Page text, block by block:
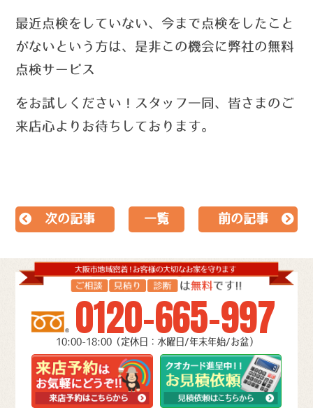
最近点検をしていない、今まで点検をしたこと
がないという方は、 是非この機会に弊社の無料
点検サービス
を お試しください！
スタッフ一同、皆さまのご
来店心よりお待ちしております。
次の記事 一覧 前の記事
0120-665-997
10:00-18:00（定休日：水曜日/年末年始/お盆）